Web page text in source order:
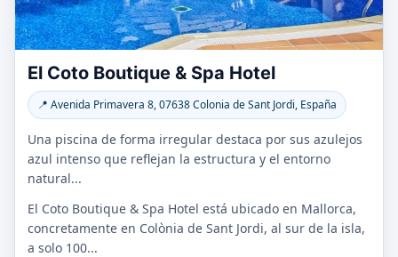
El Coto Boutique & Spa Hotel
📍 Avenida Primavera 8, 07638 Colonia de Sant Jordi, España
Una piscina de forma irregular destaca por sus azulejos
azul intenso que reflejan la estructura y el entorno
natural...
El Coto Boutique & Spa Hotel está ubicado en Mallorca,
concretamente en Colònia de Sant Jordi, al sur de la isla,
a solo 100...